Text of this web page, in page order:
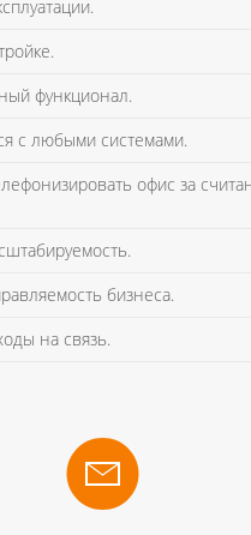
функционал.
с любыми системами.
офис за
бизнеса.
на связь.